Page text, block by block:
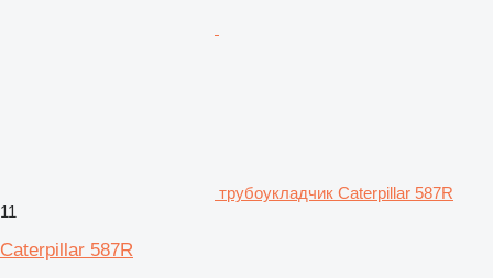
трубоукладчик Caterpillar 587R
11
Caterpillar 587R